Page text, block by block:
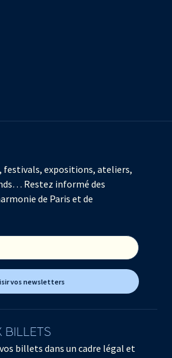
festivals, expositions, ateliers,
Restez informé des
de Paris et de
vos newsletters
BILLETS
billets dans un cadre légal et